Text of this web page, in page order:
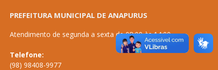
PREFEITURA MUNICIPAL DE ANAPURUS
Atendimento de segunda a sexta de 08:00 às 14:00
Telefone:
(98) 98408-9977